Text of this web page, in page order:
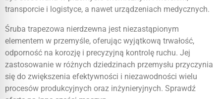
transporcie i logistyce, a nawet urządzeniach medycznych.
Śruba trapezowa nierdzewna jest niezastąpionym
elementem w przemyśle, oferując wyjątkową trwałość,
odporność na korozję i precyzyjną kontrolę ruchu. Jej
zastosowanie w różnych dziedzinach przemysłu przyczynia
się do zwiększenia efektywności i niezawodności wielu
procesów produkcyjnych oraz inżynieryjnych. Sprawdź